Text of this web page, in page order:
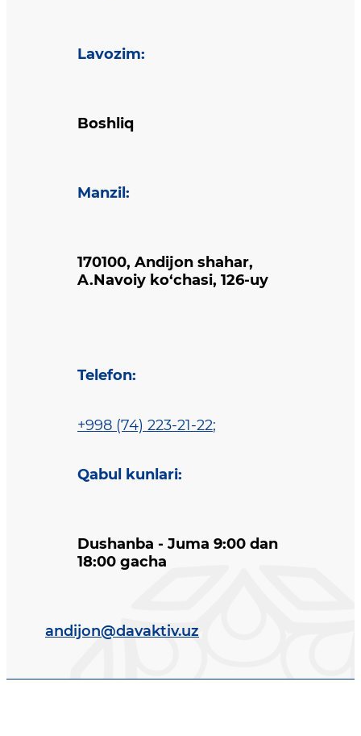
Lavozim:
Boshliq
Manzil :
170100, Andijon shahar,
A.Navoiy ko‘chasi, 126-uy
Telefon:
+998 (74) 223-21-22;
Qabul kunlari:
Dushanba - Juma 9:00 dan
18:00 gacha
andijon@davaktiv.uz